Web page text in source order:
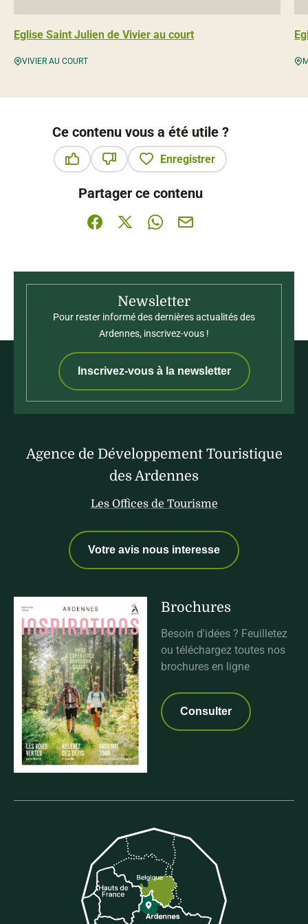
Eglise Saint Julien de Vivier au court
VIVIER AU COURT
Ce contenu vous a été utile ?
Enregistrer
Partager ce contenu
Partager sur Facebook (nouvelle fenêtre)
Partager sur X / Twitter (nouvelle
Partager sur WhatsApp
Partager par mail
Newsletter
Pour rester informé des dernières actualités des
Ardennes, inscrivez-vous !
Inscrivez-vous à la newsletter
Agence de Développement Touristique
des Ardennes
Les Offices de Tourisme
Votre avis nous interesse
Brochures
Besoin d'idées ? Feuilletez
ou téléchargez toutes nos
brochures en ligne
Consulter